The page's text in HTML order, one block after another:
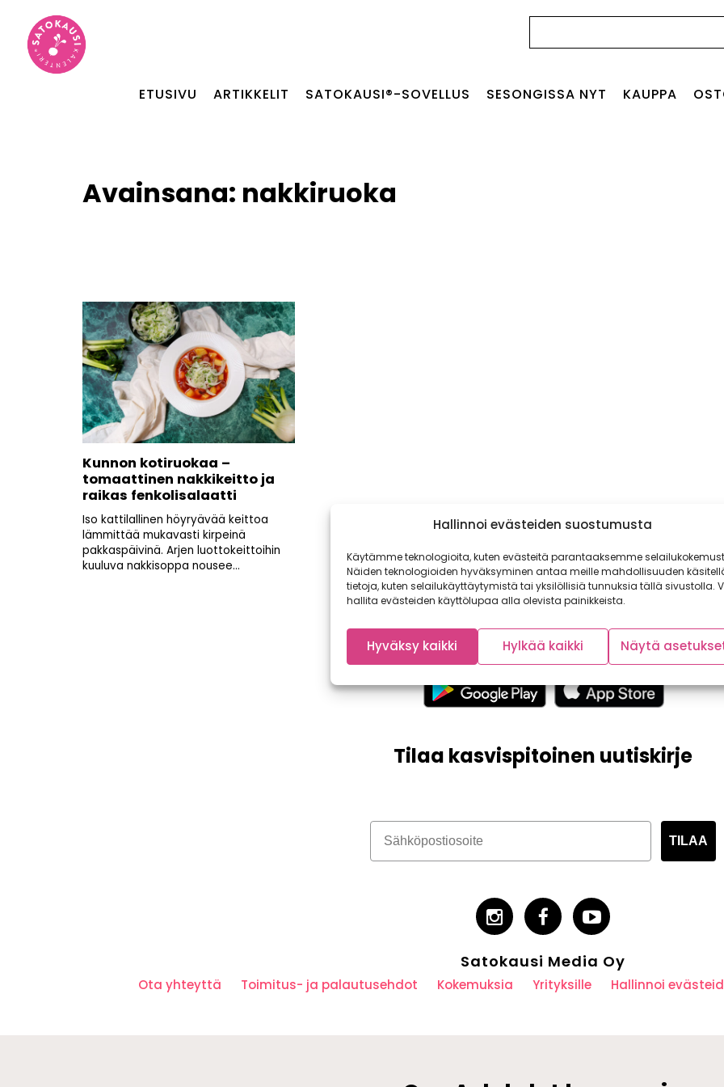
Hallinnoi evästeiden suostumusta
Käytämme teknologioita, kuten evästeitä parantaaksemme
Näiden teknologioiden hyväksyminen antaa meille mahdollisuuden
tietoja, kuten selailukäyttäytymistä tai yksilöllisiä tunnuksia tällä sivustolla.
hallita evästeiden käyttölupaa alla olevista painikkeista.
Hyväksy kaikki Hylkää kaikki Näytä
ETUSIVU ARTIKKELIT SATOKAUSI®-SOVELLUS SESONGISSA NYT KAUPPA
Avainsana: nakkiruoka
Kunnon kotiruokaa –
tomaattinen nakkikeitto ja
raikas fenkolisalaatti
Iso kattilallinen höyryävää keittoa
lämmittää mukavasti kirpeinä
pakkaspäivinä. Arjen luottokeittoihin
kuuluva nakkisoppa nousee...
Tilaa kasvispitoinen uutiskirje
TILAA
Satokausi Media Oy
Ota yhteyttä Toimitus- ja palautusehdot Kokemuksia Yrityksille Hallinnoi